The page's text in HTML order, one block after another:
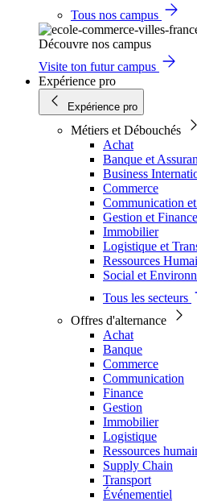
Tous nos campus
Découvre nos campus
Visite ton futur campus
Expérience pro
Expérience pro
Métiers et Débouchés
Achat
Banque et
Business
Commerce
Communication
Gestion et Finance
Immobilier
Logistique et
Ressources
Social et
Tous les secteurs
Offres d'alternance
Achat
Banque
Commerce
Communication
Finance
Gestion
Immobilier
Logistique
Ressources
Supply Chain
Transport
Événementiel